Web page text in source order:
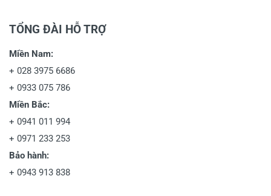
TỔNG ĐÀI HỖ TRỢ
Miền Nam:
+ 028 3975 6686
+ 0933 075 786
Miền Bắc:
+ 0941 011 994
+ 0971 233 253
Bảo hành:
+ 0943 913 838